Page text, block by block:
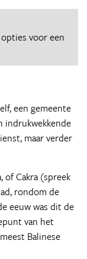
voor een
een gemeente
indrukwekkende
maar verder
of Cakra (spreek
rondom de
eeuw was dit de
van het
Balinese